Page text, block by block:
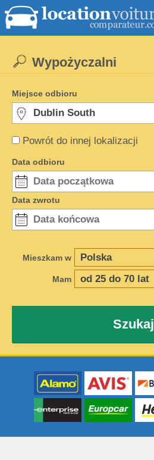
Powrót do innej lokalizacji
Wypożyczalni
Miejsce odbioru
Data odbioru
Data zwrotu
Mieszkam w
Mam
Szukaj